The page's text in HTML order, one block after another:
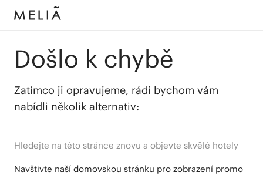
Došlo k chybě
Zatímco ji opravujeme, rádi bychom vám
nabídli několik alternativ:
Hledejte na této stránce znovu a objevte skvělé hotely
Navštivte naší domovskou stránku pro zobrazení promo